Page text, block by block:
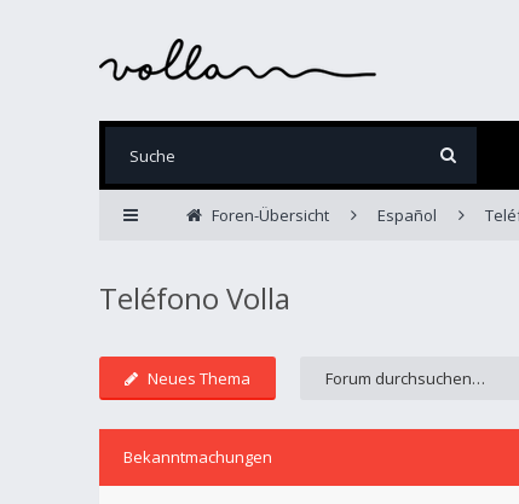
Foren-Übersicht Español
Teléfono Volla
Neues Thema
Bekanntmachungen